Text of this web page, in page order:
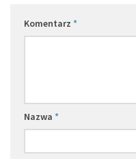
Komentarz *
Nazwa *